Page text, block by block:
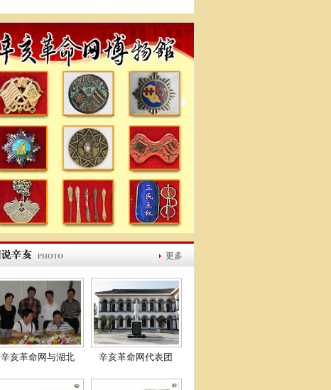
更多
辛亥革命网与湖北 辛亥革命网代表团